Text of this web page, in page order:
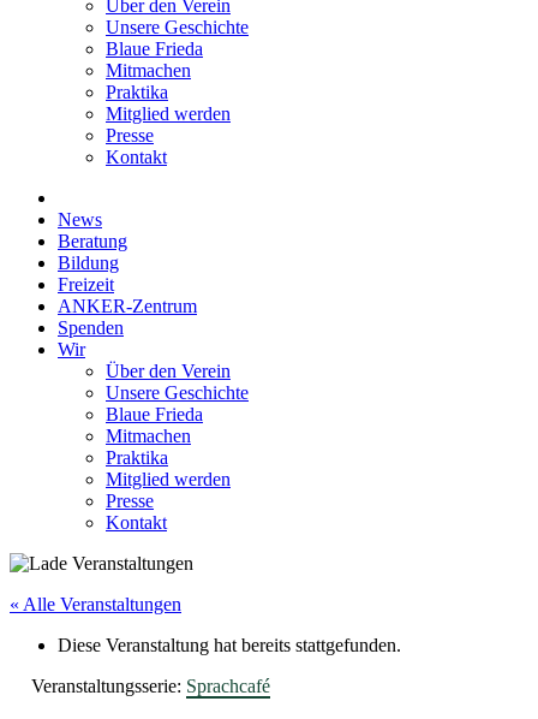
Über den Verein
Unsere Geschichte
Blaue Frieda
Mitmachen
Praktika
Mitglied werden
Presse
Kontakt
News
Beratung
Bildung
Freizeit
ANKER-Zentrum
Spenden
Wir
Über den Verein
Unsere Geschichte
Blaue Frieda
Mitmachen
Praktika
Mitglied werden
Presse
Kontakt
« Alle Veranstaltungen
Diese Veranstaltung hat bereits stattgefunden.
Veranstaltungsserie: Sprachcafé